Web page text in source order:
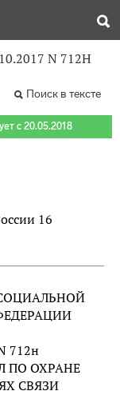
N 712Н
Поиск в тексте
с 20.05.2018
16
712н
ПО ОХРАНЕ
СВЯЗИ